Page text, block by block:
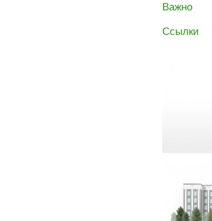
Важно
Ссылки